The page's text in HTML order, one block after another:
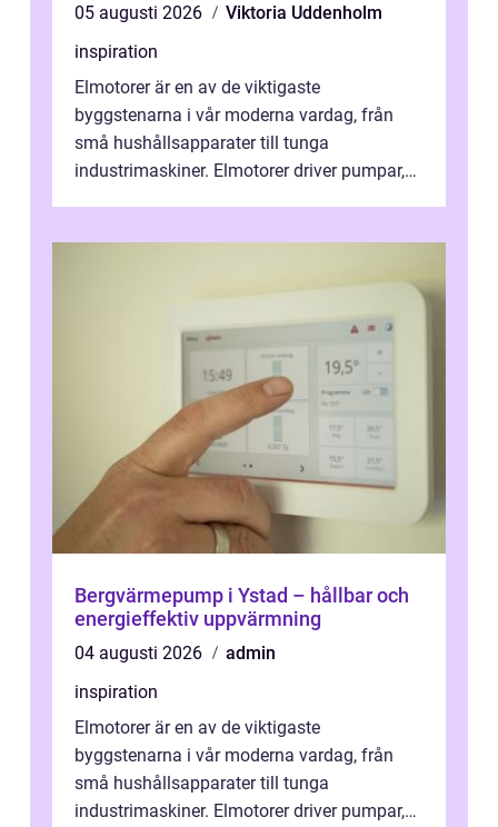
05 augusti 2026
Viktoria Uddenholm
inspiration
Elmotorer är en av de viktigaste
byggstenarna i vår moderna vardag, från
små hushållsapparater till tunga
industrimaskiner. Elmotorer driver pumpar,
Bergvärmepump i Ystad – hållbar och
energieffektiv uppvärmning
04 augusti 2026
admin
inspiration
Elmotorer är en av de viktigaste
byggstenarna i vår moderna vardag, från
små hushållsapparater till tunga
industrimaskiner. Elmotorer driver pumpar,